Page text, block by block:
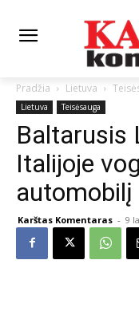
Pradžia Lietuva
Lietuva Teisėsauga
Baltarusis
Italijoje
automobilį
Karštas Komentaras - 9